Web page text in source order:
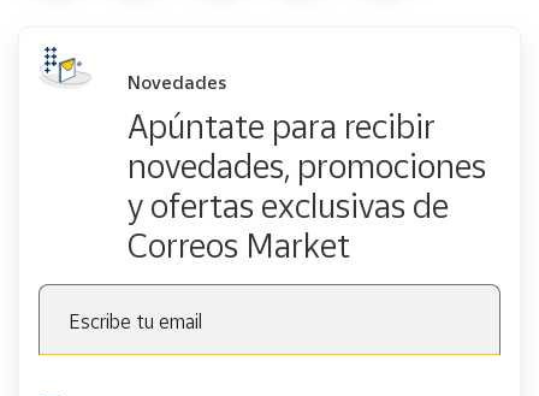
Novedades
Apúntate para recibir
novedades, promociones
y ofertas exclusivas de
Correos Market
Escribe tu email